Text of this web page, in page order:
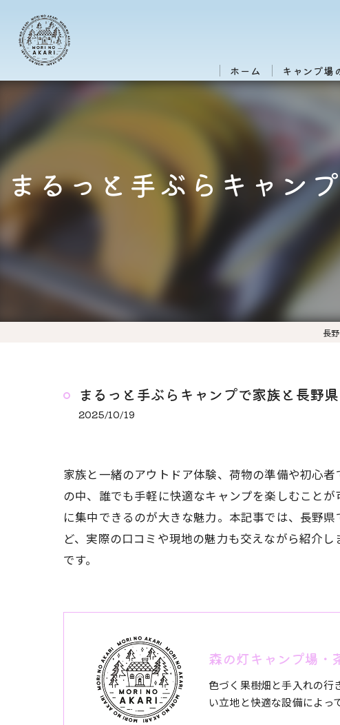
ホーム キャンプ場
まるっと手ぶらキャン
長
まるっと手ぶらキャンプで家族と長野
2025/10/19
家族と一緒のアウトドア体験、荷物の準備や初心
の中、誰でも手軽に快適なキャンプを楽しむこと
に集中できるのが大きな魅力。本記事では、長野
ど、実際の口コミや現地の魅力も交えながら紹介
です。
森の灯キャンプ場・
色づく果樹畑と手入れの行
い立地と快適な設備によっ